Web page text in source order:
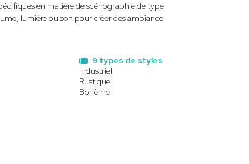
en matière de scénographie de type
lumière ou son pour créer des ambiance
9 types de styles
Industriel
Rustique
Bohème